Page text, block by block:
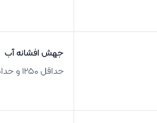
جهش افشانه آب
حداقل 1250 و حداکثر 1700 پالس در دقیقه